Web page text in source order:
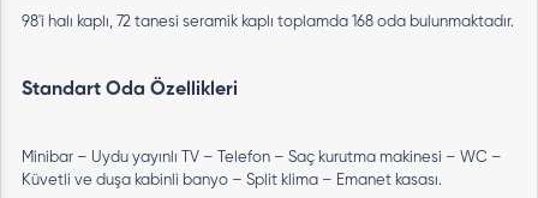
98'i halı kaplı, 72 tanesi seramik kaplı toplamda 168 oda bulunmaktadır.
Standart Oda Özellikleri
Minibar – Uydu yayınlı TV – Telefon – Saç kurutma makinesi – WC –
Küvetli ve duşa kabinli banyo – Split klima – Emanet kasası.